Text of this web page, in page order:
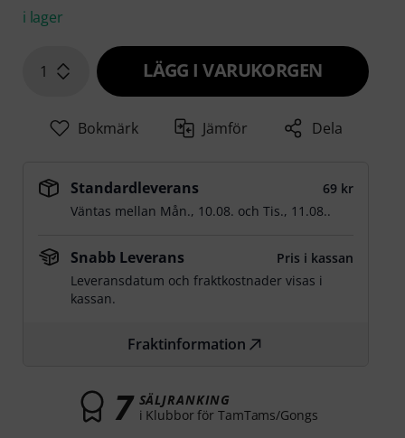
i lager
1 LÄGG I VARUKORGEN
Bokmärk Jämför Dela
Standardleverans
69 kr
Väntas mellan Mån., 10.08. ochTis., 11.08..
Snabb Leverans
Pris i kassan
Leveransdatum och fraktkostnader visas i
kassan.
Fraktinformation
7 SÄLJRANKING
i Klubbor för TamTams/Gongs